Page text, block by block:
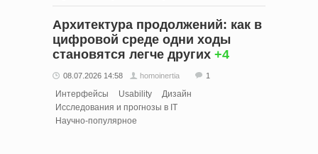
Архитектура продолжений: как в
цифровой среде одни ходы
становятся легче других +4
08.07.2026 14:58 homoinertia 1
Интерфейсы Usability
Дизайн
Исследования и прогнозы в IT
Научно-популярное